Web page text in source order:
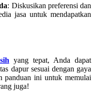
: Diskusikan preferensi dan
jasa untuk mendapatkan
yang tepat, Anda dapat
dapur sesuai dengan gaya
panduan ini untuk memulai
juga!